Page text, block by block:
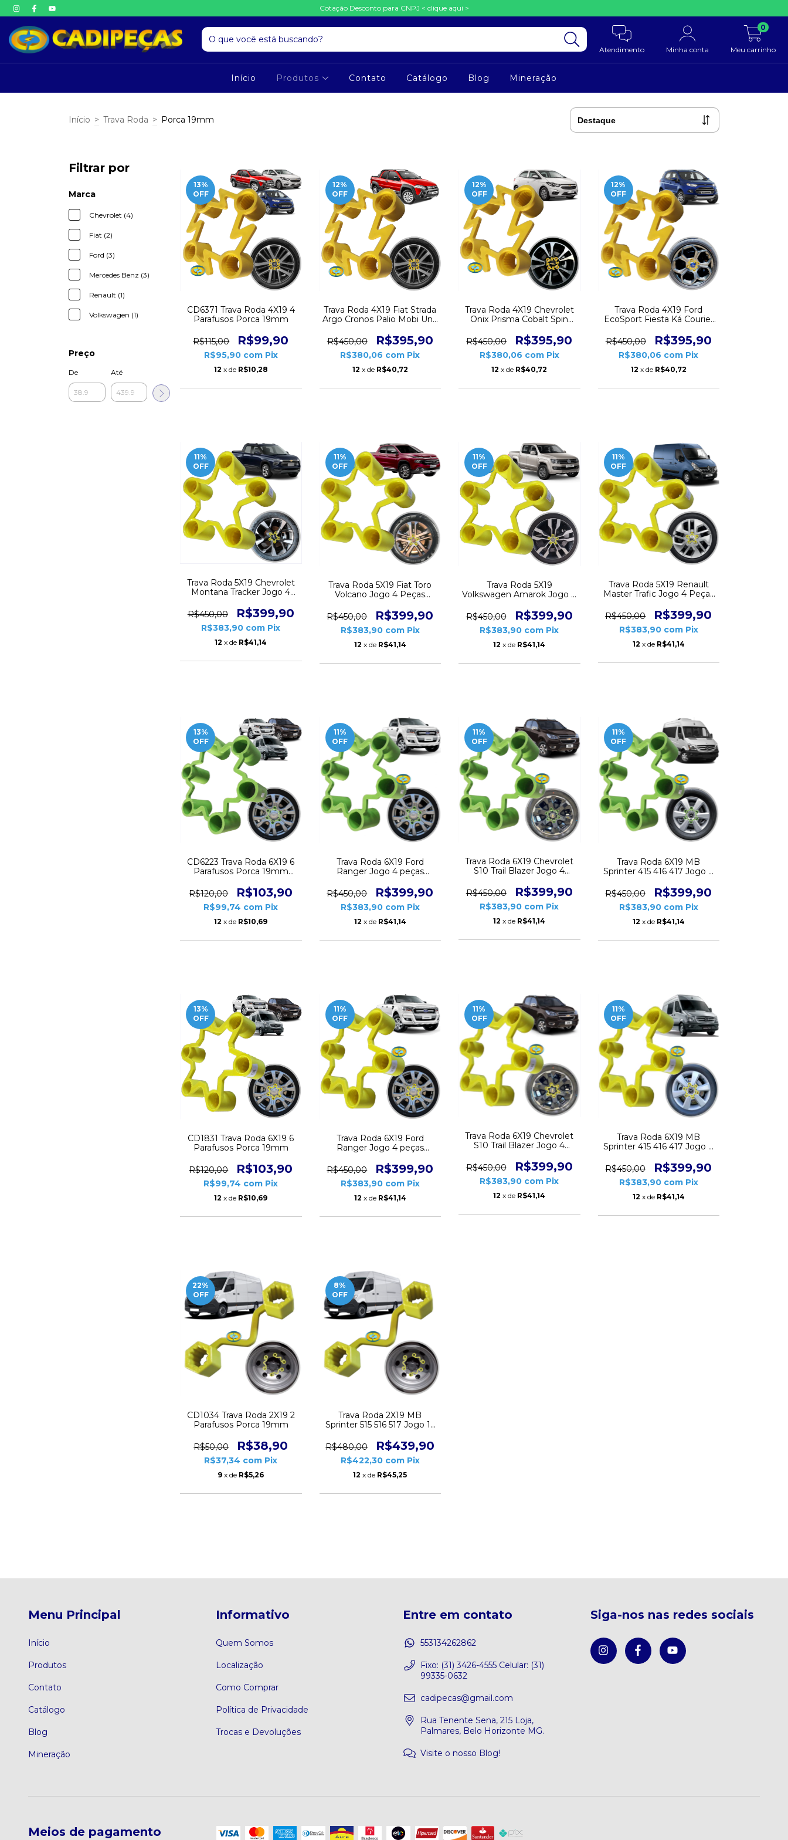
Cotação Desconto para CNPJ < clique aqui >
Atendimento Minha conta Meu carrinho
0
Início Produtos Contato Catálogo Blog Mineração
Início > Trava Roda > Porca 19mm
Filtrar por
Marca
Chevrolet (4)
Fiat (2)
Ford (3)
Mercedes Benz (3)
Renault (1)
Volkswagen (1)
Preço
De Até
13%
OFF
CD6371 Trava Roda 4X19 4
Parafusos Porca 19mm
R$115,00 R$99,90
R$95,90 com Pix
12 x de R$10,28
12%
OFF
Trava Roda 4X19 Fiat Strada
Argo Cronos Palio Mobi Uno
CD6371
R$450,00 R$395,90
R$380,06 com Pix
12 x de R$40,72
12%
OFF
Trava Roda 4X19 Chevrolet
Onix Prisma Cobalt Spin
R$450,00
R$395,90
R$380,06 com Pix
12 x de R$40,72
12%
OFF
Trava Roda 4X19 Ford
EcoSport Fiesta Ká Courier
R$450,00
R$395,90
R$380,06 com Pix
12 x de R$40,72
11%
OFF
Trava Roda 5X19 Chevrolet
Montana Tracker Jogo 4
R$450,00
R$399,90
R$383,90 com Pix
12 x de R$41,14
11%
OFF
Trava Roda 5X19 Fiat Toro
Volcano Jogo 4 Peças
R$450,00
R$399,90
R$383,90 com Pix
12 x de R$41,14
11%
OFF
Trava Roda 5X19
Volkswagen Amarok Jogo 4
R$450,00
R$399,90
R$383,90 com Pix
12 x de R$41,14
11%
OFF
Trava Roda 5X19 Renault
Master Trafic Jogo 4 Peças
R$450,00
R$399,90
R$383,90 com Pix
12 x de R$41,14
13%
OFF
CD6223 Trava Roda 6X19 6
Parafusos Porca 19mm
R$120,00
R$103,90
R$99,74 com Pix
12 x de R$10,69
11%
OFF
Trava Roda 6X19 Ford
Ranger Jogo 4 peças
R$450,00
R$399,90
R$383,90 com Pix
12 x de R$41,14
11%
OFF
Trava Roda 6X19 Chevrolet
S10 Trail Blazer Jogo 4
R$450,00
R$399,90
R$383,90 com Pix
12 x de R$41,14
11%
OFF
Trava Roda 6X19 MB
Sprinter 415 416 417 Jogo 4
R$450,00
R$399,90
R$383,90 com Pix
12 x de R$41,14
13%
OFF
CD1831 Trava Roda 6X19 6
Parafusos Porca 19mm
R$120,00 R$103,90
R$99,74 com Pix
12 x de R$10,69
11%
OFF
Trava Roda 6X19 Ford
Ranger Jogo 4 peças
R$450,00
R$399,90
R$383,90 com Pix
12 x de R$41,14
11%
OFF
Trava Roda 6X19 Chevrolet
S10 Trail Blazer Jogo 4
R$450,00
R$399,90
R$383,90 com Pix
12 x de R$41,14
11%
OFF
Trava Roda 6X19 MB
Sprinter 415 416 417 Jogo 4
R$450,00
R$399,90
R$383,90 com Pix
12 x de R$41,14
22%
OFF
CD1034 Trava Roda 2X19 2
Parafusos Porca 19mm
R$50,00 R$38,90
R$37,34 com Pix
9 x de R$5,26
8%
OFF
Trava Roda 2X19 MB
Sprinter 515 516 517 Jogo 12
R$480,00
R$439,90
R$422,30 com Pix
12 x de R$45,25
Menu Principal
Início
Produtos
Contato
Catálogo
Blog
Mineração
Informativo
Quem Somos
Localização
Como Comprar
Política de Privacidade
Trocas e Devoluções
Entre em contato
553134262862
Fixo: (31) 3426-4555 Celular: (31)
99335-0632
cadipecas@gmail.com
Rua Tenente Sena, 215 Loja,
Palmares, Belo Horizonte MG.
Visite o nosso Blog!
Siga-nos nas redes sociais
Meios de pagamento